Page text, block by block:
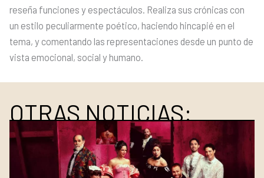
reseña funciones y espectáculos. Realiza sus crónicas con
un estilo peculiarmente poético, haciendo hincapié en el
tema, y comentando las representaciones desde un punto de
vista emocional, social y humano.
OTRAS NOTICIAS: